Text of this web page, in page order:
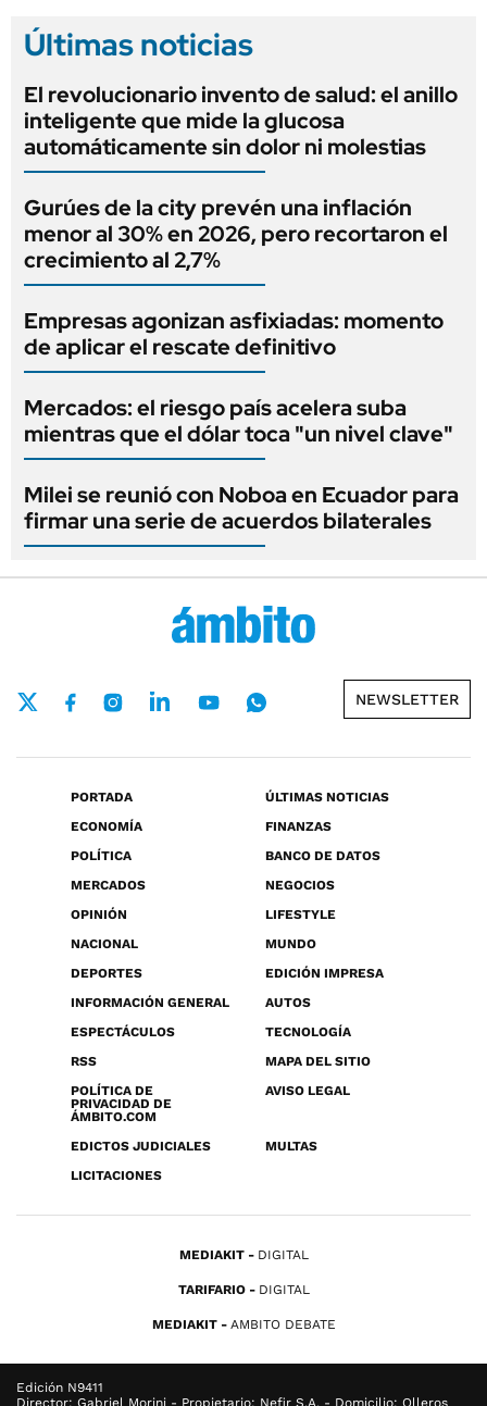
Últimas noticias
El revolucionario invento de salud: el anillo
inteligente que mide la glucosa
automáticamente sin dolor ni molestias
Gurúes de la city prevén una inflación
menor al 30% en 2026, pero recortaron el
crecimiento al 2,7%
Empresas agonizan asfixiadas: momento
de aplicar el rescate definitivo
Mercados: el riesgo país acelera suba
mientras que el dólar toca "un nivel clave"
Milei se reunió con Noboa en Ecuador para
firmar una serie de acuerdos bilaterales
NEWSLETTER
PORTADA
ÚLTIMAS NOTICIAS
ECONOMÍA
FINANZAS
POLÍTICA
BANCO DE DATOS
MERCADOS
NEGOCIOS
OPINIÓN
LIFESTYLE
NACIONAL
MUNDO
DEPORTES
EDICIÓN IMPRESA
INFORMACIÓN GENERAL
AUTOS
ESPECTÁCULOS
TECNOLOGÍA
RSS
MAPA DEL SITIO
POLÍTICA DE
PRIVACIDAD DE
ÁMBITO.COM
AVISO LEGAL
EDICTOS JUDICIALES
MULTAS
LICITACIONES
MEDIAKIT DIGITAL
TARIFARIO DIGITAL
MEDIAKIT AMBITO DEBATE
Edición N9411
Director: Gabriel Morini - Propietario: Nefir S.A. - Domicilio: Olleros